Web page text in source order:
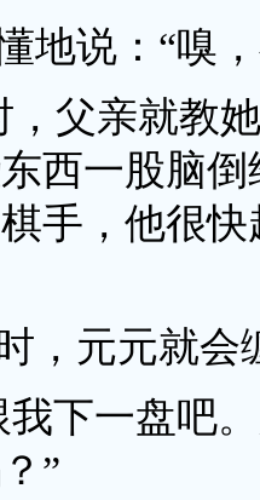
地说：“嗅
，父亲就教
西一股脑
手，他很
，元元就会
我下一盘吧
”